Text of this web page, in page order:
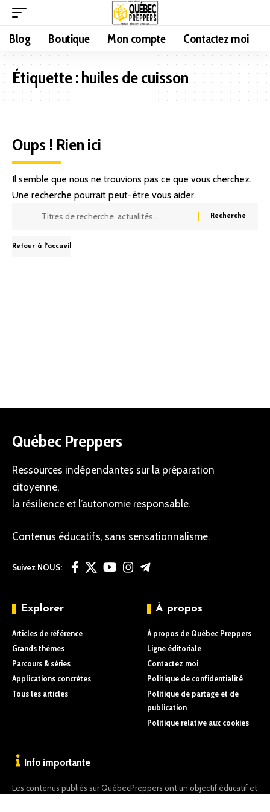
Blog Boutique Mon compte Contactez moi
Étiquette :huiles de cuisson
Oups ! Rien ici
Il semble que nous ne trouvions pas ce que vous cherchez.
Une recherche pourrait peut-être vous aider.
Retour à l'accueil
Québec Preppers
Ressources indépendantes sur la préparation
citoyenne,
la résilience et l’autonomie responsable.
Contenus éducatifs, sans sensationnalisme.
Suivez NOUS:
Explorer
Articles de référence
Grands thèmes
Parcours & séries
Applications concrètes
Tous les articles
À propos
À propos de Québec Preppers
Ligne éditoriale
Contactez moi
Politique de confidentialité
Politique de partage et de
publication
Politique relative aux cookies
Info importante
Les contenus publiés sur QuébecPreppers ont un objectif éducatif et